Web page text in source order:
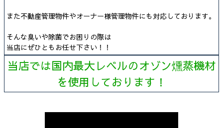
また不動産管理物件やオーナー様管理物件にも対応しております。
そんな臭いや除菌でお困りの際は
当店にぜひともお任せ下さい！！
当店では国内最大レベルのオゾン燻蒸機材
を使用しております！